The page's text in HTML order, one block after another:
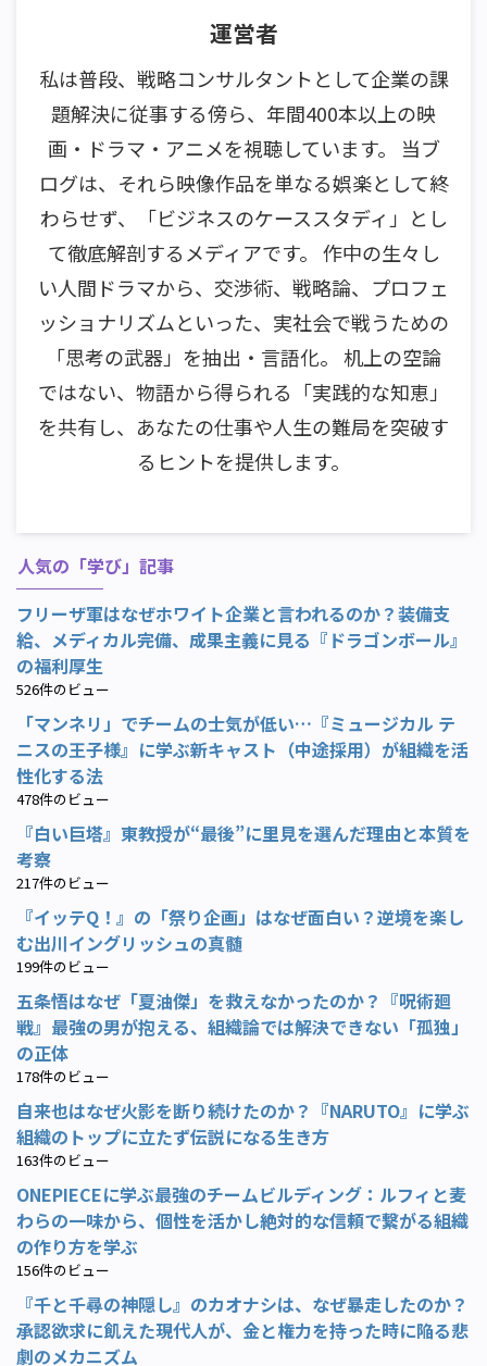
運営者
私は普段、戦略コンサルタントとして企業の課
題解決に従事する傍ら、年間400本以上の映
画・ドラマ・アニメを視聴しています。 当ブ
ログは、それら映像作品を単なる娯楽として終
わらせず、「ビジネスのケーススタディ」とし
て徹底解剖するメディアです。 作中の生々し
い人間ドラマから、交渉術、戦略論、プロフェ
ッショナリズムといった、実社会で戦うための
「思考の武器」を抽出・言語化。 机上の空論
ではない、物語から得られる「実践的な知恵」
を共有し、あなたの仕事や人生の難局を突破す
るヒントを提供します。
人気の「学び」記事
フリーザ軍はなぜホワイト企業と言われるのか？装備支
給、メディカル完備、成果主義に見る『ドラゴンボール』
の福利厚生
526件のビュー
「マンネリ」でチームの士気が低い…『ミュージカル テ
ニスの王子様』に学ぶ新キャスト（中途採用）が組織を活
性化する法
478件のビュー
『白い巨塔』東教授が“最後”に里見を選んだ理由と本質を
考察
217件のビュー
『イッテQ！』の「祭り企画」はなぜ面白い？逆境を楽し
む出川イングリッシュの真髄
199件のビュー
五条悟はなぜ「夏油傑」を救えなかったのか？『呪術廻
戦』最強の男が抱える、組織論では解決できない「孤独」
の正体
178件のビュー
自来也はなぜ火影を断り続けたのか？『NARUTO』に学ぶ
組織のトップに立たず伝説になる生き方
163件のビュー
ONEPIECEに学ぶ最強のチームビルディング：ルフィと麦
わらの一味から、個性を活かし絶対的な信頼で繋がる組織
の作り方を学ぶ
156件のビュー
『千と千尋の神隠し』のカオナシは、なぜ暴走したのか？
承認欲求に飢えた現代人が、金と権力を持った時に陥る悲
劇のメカニズム